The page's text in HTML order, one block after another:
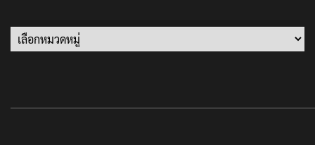
Categories